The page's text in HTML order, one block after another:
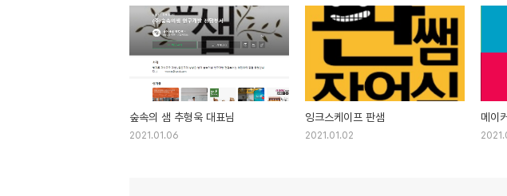
숲속의 샘 추형욱 대표님
2021.01.06
잉크스케이프 판샘
2021.01.02
메이